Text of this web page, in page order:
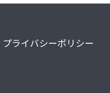
プライバシーポリシー